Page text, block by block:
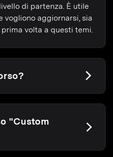
di partenza. È utile
vogliono aggiornarsi, sia
volta a questi temi.
"Custom